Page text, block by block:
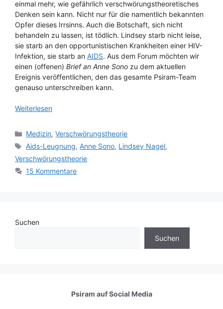
einmal mehr, wie gefährlich verschwörungstheoretisches
Denken sein kann. Nicht nur für die namentlich bekannten
Opfer dieses Irrsinns. Auch die Botschaft, sich nicht
behandeln zu lassen, ist tödlich. Lindsey starb nicht leise,
sie starb an den opportunistischen Krankheiten einer HIV-
Infektion, sie starb an AIDS. Aus dem Forum möchten wir
einen (offenen) Brief an Anne Sono zu dem aktuellen
Ereignis veröffentlichen, den das gesamte Psiram-Team
genauso unterschreiben kann.
Weiterlesen
Kategorien
Medizin,Verschwörungstheorie
Schlagwörter
Aids-Leugnung,Anne Sono, Lindsey Nagel,
Verschwörungstheorie
15 Kommentare
Suchen
Suchen
Psiram aufSocial Media